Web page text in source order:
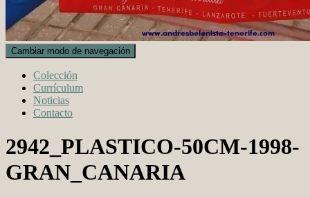
Cambiar modo de navegación
Colección
Currículum
Noticias
Contacto
2942_PLASTICO-50CM-1998-
GRAN_CANARIA